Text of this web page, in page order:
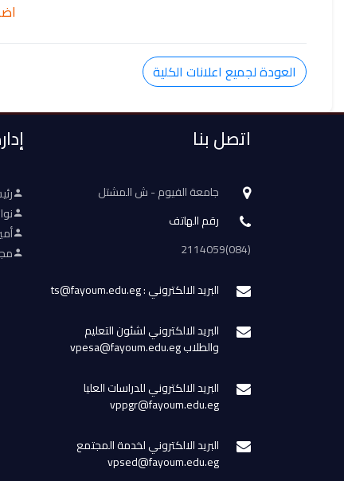
العودة لجميع اعلانات الكلية
اتصل بنا
جامعة الفيوم - ش المشتل
رقم الهاتف
(084)2114059
البريد الالكتروني : ts@fayoum.edu.eg
البريد الالكتروني لشئون التعليم
والطلاب vpesa@fayoum.edu.eg
البريد الالكتروني للدراسات العليا
vppgr@fayoum.edu.eg
البريد الالكتروني لخدمة المجتمع
vpsed@fayoum.edu.eg